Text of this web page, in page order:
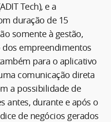
Tech), e a
duração de 15
somente à gestão,
empreendimentos
para o aplicativo
comunicação direta
a possibilidade de
antes, durante e após o
de negócios gerados